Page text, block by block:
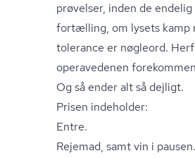
prøvelser, inden de
fortælling, om lysets kamp
tolerance er nøgleord.
operavedenen
Og så ender alt så dejligt.
Prisen indeholder:
Entre.
Rejemad, samt vin i pausen.